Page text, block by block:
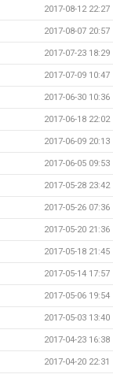
2017-08-12 22:27
2017-08-07 20:57
2017-07-23 18:29
2017-07-09 10:47
2017-06-30 10:36
2017-06-18 22:02
2017-06-09 20:13
2017-06-05 09:53
2017-05-28 23:42
2017-05-26 07:36
2017-05-20 21:36
2017-05-18 21:45
2017-05-14 17:57
2017-05-06 19:54
2017-05-03 13:40
2017-04-23 16:38
2017-04-20 22:31